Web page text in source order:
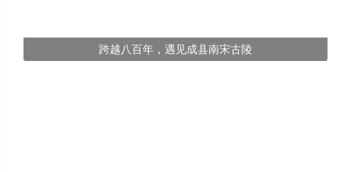
跨越八百年，遇见成县南宋古陵